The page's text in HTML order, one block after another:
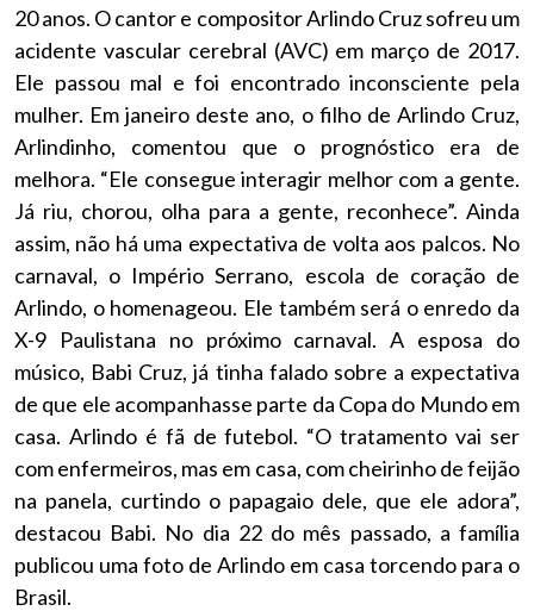
20 anos. O cantor e compositor Arlindo Cruz sofreu um
acidente vascular cerebral (AVC) em março de 2017.
Ele passou mal e foi encontrado inconsciente pela
mulher. Em janeiro deste ano, o filho de Arlindo Cruz,
Arlindinho, comentou que o prognóstico era de
melhora. “Ele consegue interagir melhor com a gente.
Já riu, chorou, olha para a gente, reconhece”. Ainda
assim, não há uma expectativa de volta aos palcos. No
carnaval, o Império Serrano, escola de coração de
Arlindo, o homenageou. Ele também será o enredo da
X-9 Paulistana no próximo carnaval. A esposa do
músico, Babi Cruz, já tinha falado sobre a expectativa
de que ele acompanhasse parte da Copa do Mundo em
casa. Arlindo é fã de futebol. “O tratamento vai ser
com enfermeiros, mas em casa, com cheirinho de feijão
na panela, curtindo o papagaio dele, que ele adora”,
destacou Babi. No dia 22 do mês passado, a família
publicou uma foto de Arlindo em casa torcendo para o
Brasil.